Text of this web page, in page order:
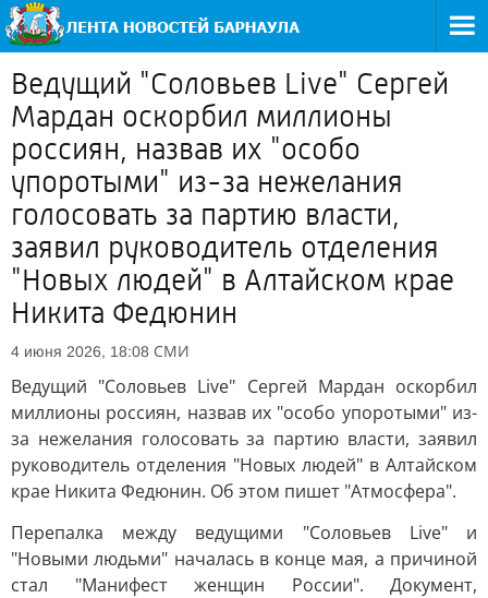
Ведущий "Соловьев Live" Сергей
Мардан оскорбил миллионы
россиян, назвав их "особо
упоротыми" из-за нежелания
голосовать за партию власти,
заявил руководитель отделения
"Новых людей" в Алтайском крае
Никита Федюнин
4 июня 2026, 18:08 СМИ
Ведущий "Соловьев Live" Сергей Мардан оскорбил
миллионы россиян, назвав их "особо упоротыми" из-
за нежелания голосовать за партию власти, заявил
руководитель отделения "Новых людей" в Алтайском
крае Никита Федюнин. Об этом пишет "Атмосфера".
Перепалка между ведущими "Соловьев Live" и
"Новыми людьми" началась в конце мая, а причиной
стал "Манифест женщин России". Документ,